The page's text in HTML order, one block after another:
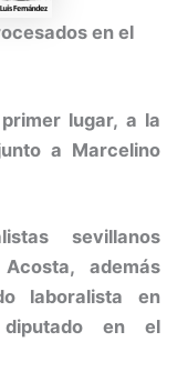
en el
lugar, a la
a Marcelino
sevillanos
además
laboralista en
en el